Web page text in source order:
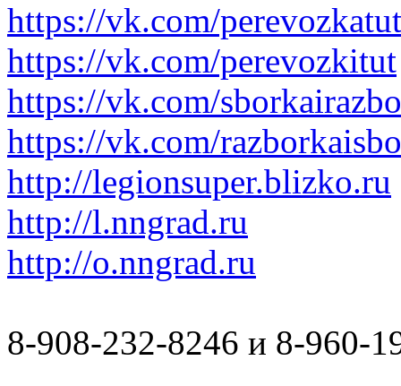
https://vk.com/perevozkatut
https://vk.com/perevozkitut
https://vk.com/
https://vk.com/
http://legionsuper.blizko.ru
http://l.nngrad.ru
http://o.nngrad.ru
8-908-232-8246 и 8-960-